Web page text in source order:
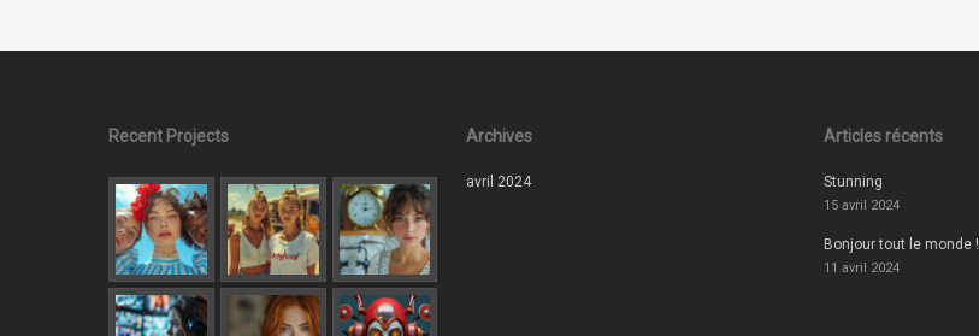
Recent Projects Archives
avril 2024
Articles récents
Stunning
15 avril 2024
Bonjour tout le monde !
11 avril 2024